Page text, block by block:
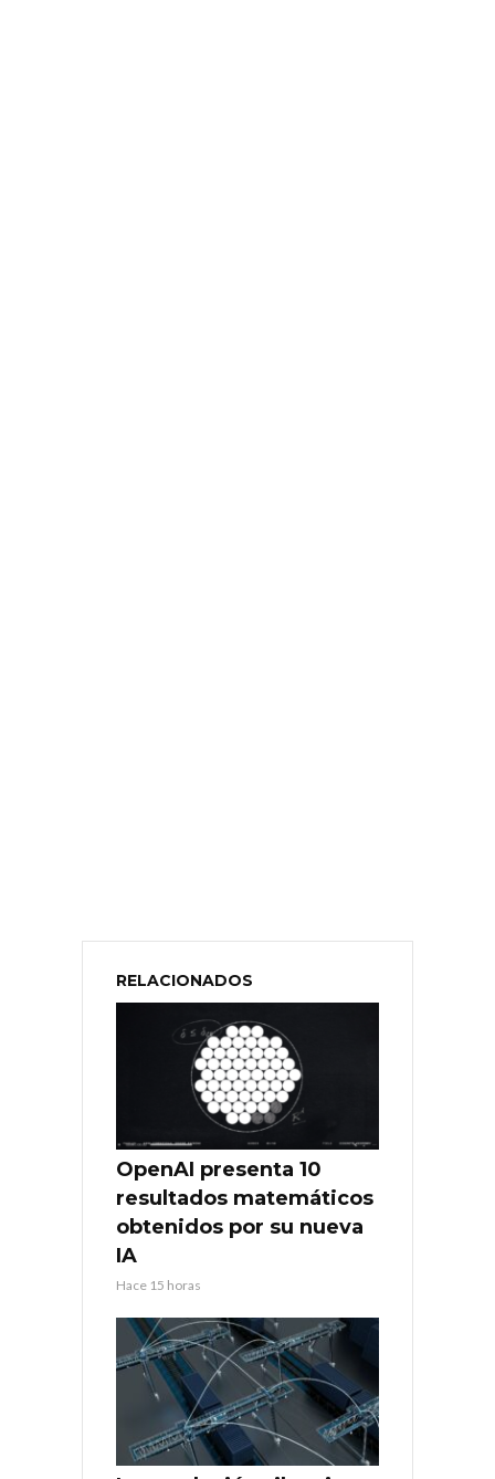
RELACIONADOS
OpenAI presenta 10
resultados matemáticos
obtenidos por su nueva
IA
Hace 15 horas